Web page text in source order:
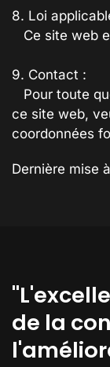
8. Loi
Ce site web
9. Contact :
Pour toute
ce site web,
coordonnées
Dernière mise
de la